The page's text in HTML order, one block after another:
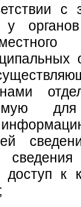
с
органов
для
к